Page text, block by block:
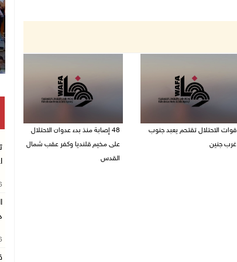
قوات الاحتلال تقتحم يعبد جنوب
غرب جنين
48 إصابة منذ بدء عدوان الاحتلال
على مخيم قلنديا وكفر عقب شمال
القدس